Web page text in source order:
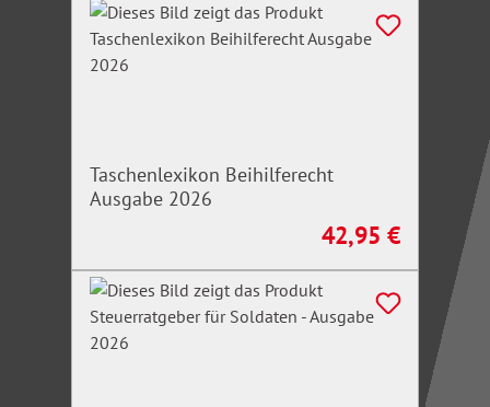
Taschenlexikon Beihilferecht
Ausgabe 2026
Regulärer Preis:
42,95 €